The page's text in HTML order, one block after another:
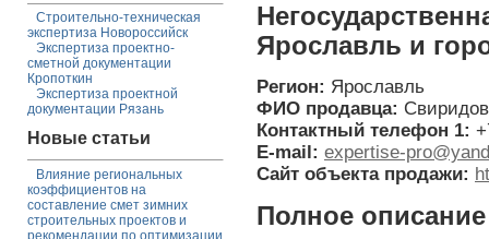
Строительно-техническая
экспертиза Новороссийск
Экспертиза проектно-
сметной документации
Кропоткин
Экспертиза проектной
документации Рязань
Новые статьи
Влияние региональных
коэффициентов на
составление смет зимних
строительных проектов и
рекомендации по оптимизации
Ярославль и
Регион: Ярославль
ФИО продавца:
Контактный телефон 1:
E-mail: expertise-
Сайт объекта продажи:
Полное